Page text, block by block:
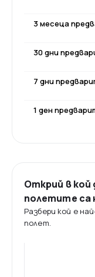
3 месеца
30 дни
7 дни
1 ден
Открий в
полетите са
Разбери кой е
полет.